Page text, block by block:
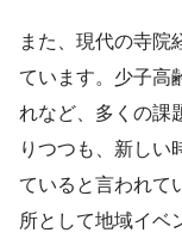
また、現代の寺院
ています。少子高
れなど、多くの課
りつつも、新しい
ていると言われて
所として地域イベ